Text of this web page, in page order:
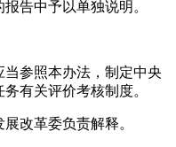
告中予以单独说明。
参照本办法，制定中央
有关评价考核制度。
改革委负责解释。